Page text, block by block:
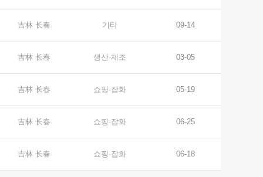
吉林 长春 기타 09-14
吉林 长春 생산·제조 03-05
吉林 长春 쇼핑·잡화 05-19
吉林 长春 쇼핑·잡화 06-25
吉林 长春 쇼핑·잡화 06-18